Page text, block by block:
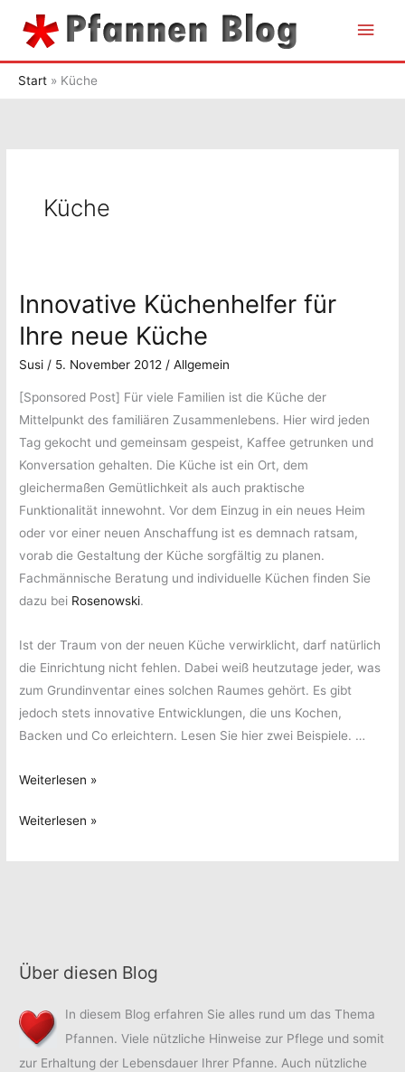
Inhalt
Start Küche
Küche
Innovative Küchenhelfer für
Ihre neue Küche
Susi / 5. November 2012 /Allgemein
[Sponsored Post] Für viele Familien ist die Küche der
Mittelpunkt des familiären Zusammenlebens. Hier wird jeden
Tag gekocht und gemeinsam gespeist, Kaffee getrunken und
Konversation gehalten. Die Küche ist ein Ort, dem
gleichermaßen Gemütlichkeit als auch praktische
Funktionalität innewohnt. Vor dem Einzug in ein neues Heim
oder vor einer neuen Anschaffung ist es demnach ratsam,
vorab die Gestaltung der Küche sorgfältig zu planen.
Fachmännische Beratung und individuelle Küchen finden Sie
dazu bei Rosenowski.
Ist der Traum von der neuen Küche verwirklicht, darf natürlich
die Einrichtung nicht fehlen. Dabei weiß heutzutage jeder, was
zum Grundinventar eines solchen Raumes gehört. Es gibt
jedoch stets innovative Entwicklungen, die uns Kochen,
Backen und Co erleichtern. Lesen Sie hier zwei Beispiele. …
Innovative
für
Weiterlesen »
Innovative
Weiterlesen »
Über diesen Blog
In diesem Blog erfahren Sie alles rund um das Thema
Pfannen. Viele nützliche Hinweise zur Pflege und somit
zur Erhaltung der Lebensdauer Ihrer Pfanne. Auch nützliche